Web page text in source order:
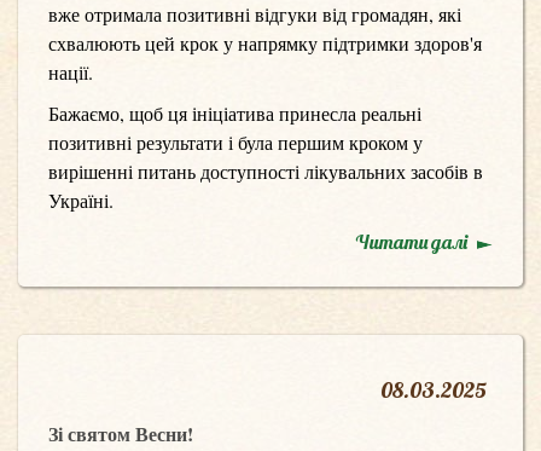
вже отримала позитивні відгуки від громадян, які
схвалюють цей крок у напрямку підтримки здоров'я
нації.
Бажаємо, щоб ця ініціатива принесла реальні
позитивні результати і була першим кроком у
вирішенні питань доступності лікувальних засобів в
Україні.
Читати далі
08.03.2025
Зі святом Весни!